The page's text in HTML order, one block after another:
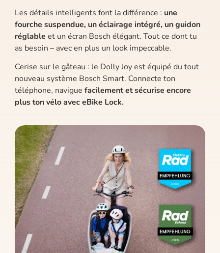
Les détails intelligents font la différence : une
fourche suspendue, un éclairage intégré, un guidon
réglable et un écran Bosch élégant. Tout ce dont tu
as besoin – avec en plus un look impeccable.
Cerise sur le gâteau : le Dolly Joy est équipé du tout
nouveau système Bosch Smart. Connecte ton
téléphone, navigue facilement et sécurise encore
plus ton vélo avec eBike Lock.